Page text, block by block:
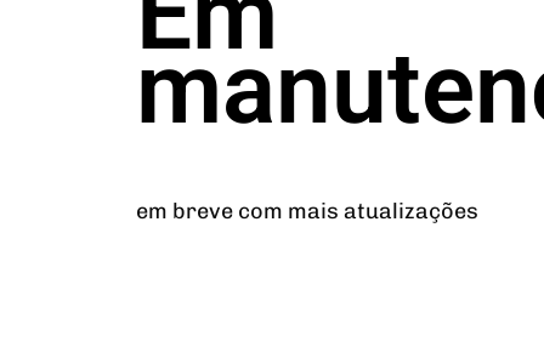
em breve com mais atualizações